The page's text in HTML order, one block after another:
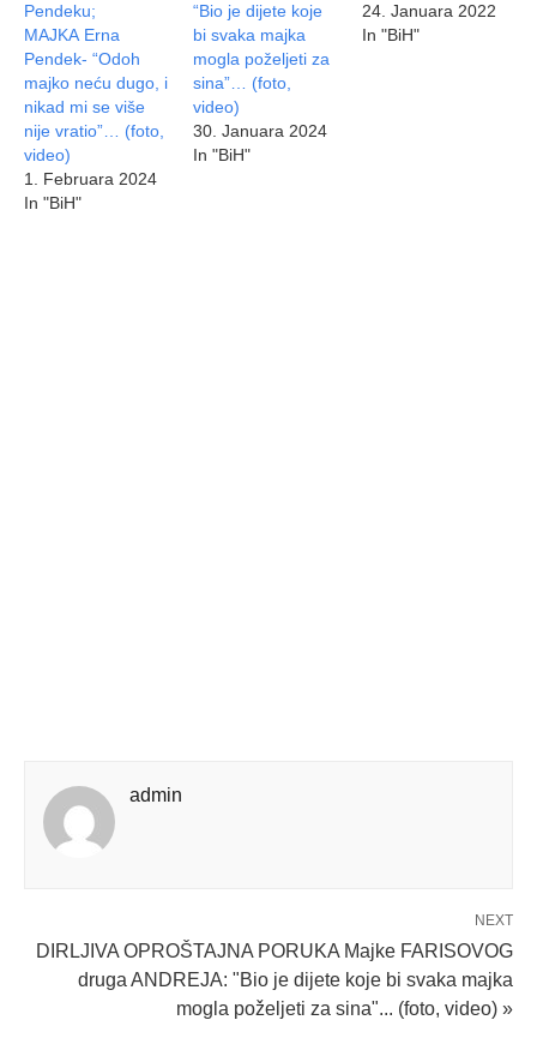
Pendeku;
MAJKA Erna
Pendek- “Odoh
majko neću dugo, i
nikad mi se više
nije vratio”… (foto,
video)
1. Februara 2024
In "BiH"
“Bio je dijete koje
bi svaka majka
mogla poželjeti za
sina”… (foto,
video)
30. Januara 2024
In "BiH"
24. Januara 2022
In "BiH"
admin
NEXT
DIRLJIVA OPROŠTAJNA PORUKA Majke FARISOVOG
druga ANDREJA: "Bio je dijete koje bi svaka majka
mogla poželjeti za sina"... (foto, video) »